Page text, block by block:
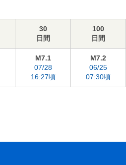
30
日間
100
日間
M7.1
07/28
16:27頃
M7.2
06/25
07:30頃